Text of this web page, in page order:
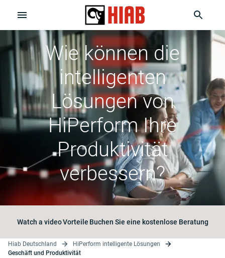
Wie können die
intelligenten
Lösungen von
HiPerform Ihre
Produktivität
verbessern?
Watch a videoVorteile Buchen Sie eine kostenlose Beratung
Hiab Deutschland
HiPerform intelligente Lösungen
Geschäft und Produktivität